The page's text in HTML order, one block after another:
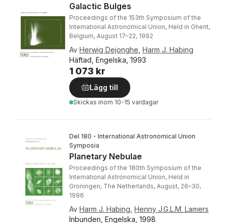
Galactic Bulges
Proceedings of the 153th Symposium of the
International Astronomical Union, Held in Ghent,
Belgium, August 17–22, 1992
Av Herwig Dejonghe Harm J. Habing
Häftad, Engelska, 1993
1 073 kr
Lägg till
Skickas inom 10-15 vardagar
Del 180 - International Astronomical Union
Symposia
Planetary Nebulae
Proceedings of the 180th Symposium of the
International Astronomical Union, Held in
Groningen, The Netherlands, August, 26–30,
1996
Av Harm J. Habing Henny J.G.L.M. Lamers
Inbunden, Engelska, 1998